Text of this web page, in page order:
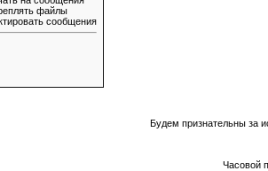
файлы
сообщения
Будем признательны за
Часовой